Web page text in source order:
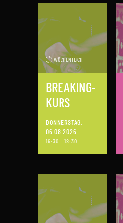
WÖCHENTLICH
BREAKING-
KURS
DONNERSTAG,
06.08.2026
16:30 – 18:30